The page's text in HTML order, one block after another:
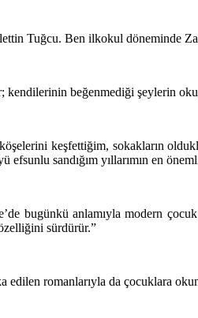
Tuğcu. Ben ilkokul döneminde
kendilerinin beğenmediği şeylerin
keşfettiğim, sokakların
efsunlu sandığım yıllarımın en
bugünkü anlamıyla modern
sürdürür.”
romanlarıyla da çocuklara